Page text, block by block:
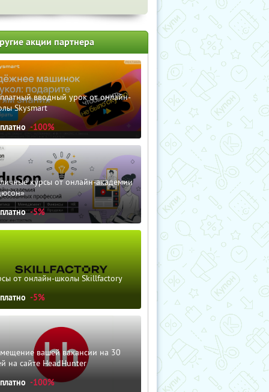
акции партнера
вводный урок от онлайн-
Skysmart
-100%
курсы от онлайн-академии
-5%
от онлайн-школы Skillfactory
-5%
вашей вакансии на 30
на сайте HeadHunter
-100%